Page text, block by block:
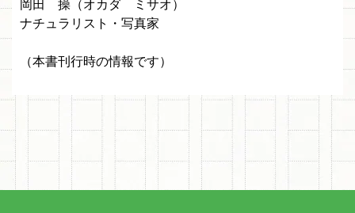
岡田 操（オカダ ミサオ）
ナチュラリスト・写真家
（本書刊行時の情報です）